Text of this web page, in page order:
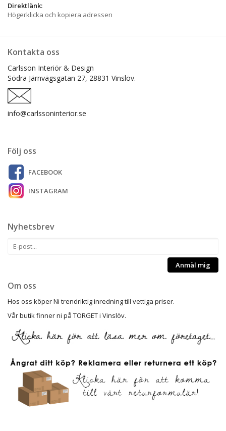
Direktlänk:
Högerklicka och kopiera adressen
Kontakta oss
Carlsson Interiör & Design
Södra Järnvägsgatan 27, 28831 Vinslöv.
info@carlssoninterior.se
Följ oss
FACEBOOK
INSTAGRAM
Nyhetsbrev
Anmäl mig
Om oss
Hos oss köper Ni trendriktig inredning till vettiga priser.
Vår butik finner ni på TORGET i Vinslöv.